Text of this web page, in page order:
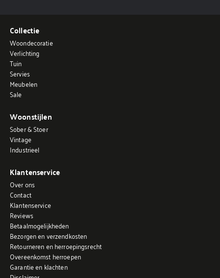
Collectie
Woondecoratie
Verlichting
Tuin
Servies
Meubelen
Sale
Woonstijlen
Sober & Stoer
Vintage
Industrieel
Klantenservice
Over ons
Contact
Klantenservice
Reviews
Betaalmogelijkheden
Bezorgen en verzendkosten
Retourneren en herroepingsrecht
Overeenkomst herroepen
Garantie en klachten